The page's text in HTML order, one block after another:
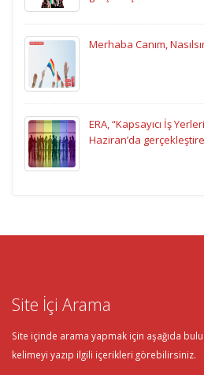
Merhaba Canım,
ERA, “Kapsayıcı İş
Haziran’da
Site İçi Arama
Site içinde arama yapmak için aşağıda
kelimeyi yazıp ilgili içerikleri görebilirsiniz.